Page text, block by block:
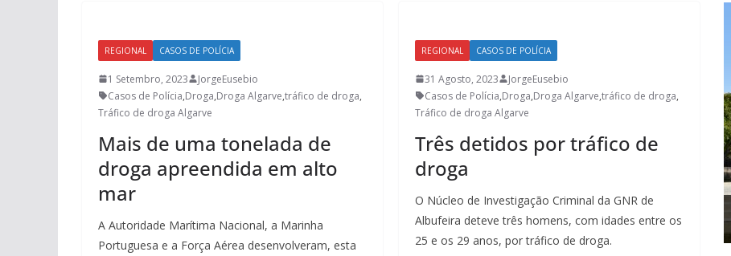
REGIONAL CASOS DE POLÍCIA
1 Setembro, 2023
JorgeEusebio
Casos de Polícia,Droga,Droga Algarve,tráfico de droga,
Tráfico de droga Algarve
Mais de uma tonelada de
droga apreendida em alto
mar
A Autoridade Marítima Nacional, a Marinha
Portuguesa e a Força Aérea desenvolveram, esta
REGIONAL CASOS DE POLÍCIA
31 Agosto, 2023
JorgeEusebio
Casos de Polícia,Droga,Droga Algarve,tráfico de droga,
Tráfico de droga Algarve
Três detidos por tráfico de
droga
O Núcleo de Investigação Criminal da GNR de
Albufeira deteve três homens, com idades entre os
25 e os 29 anos, por tráfico de droga.
Lagos – A quem pertence a parte superior da
sacristia da Igreja de Santa Maria?!…